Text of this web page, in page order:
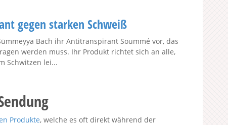
gegen starken Schweiß
Bach ihr Antitranspirant Soummé vor, das
werden muss. Ihr Produkt richtet sich an alle,
Schwitzen lei...
Produkte, welche es oft direkt während der